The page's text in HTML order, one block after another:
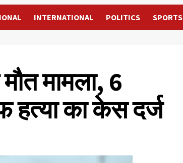
INTERNATIONAL POLITICS SPORTS
मामला, 6
हत्या का केस दर्ज